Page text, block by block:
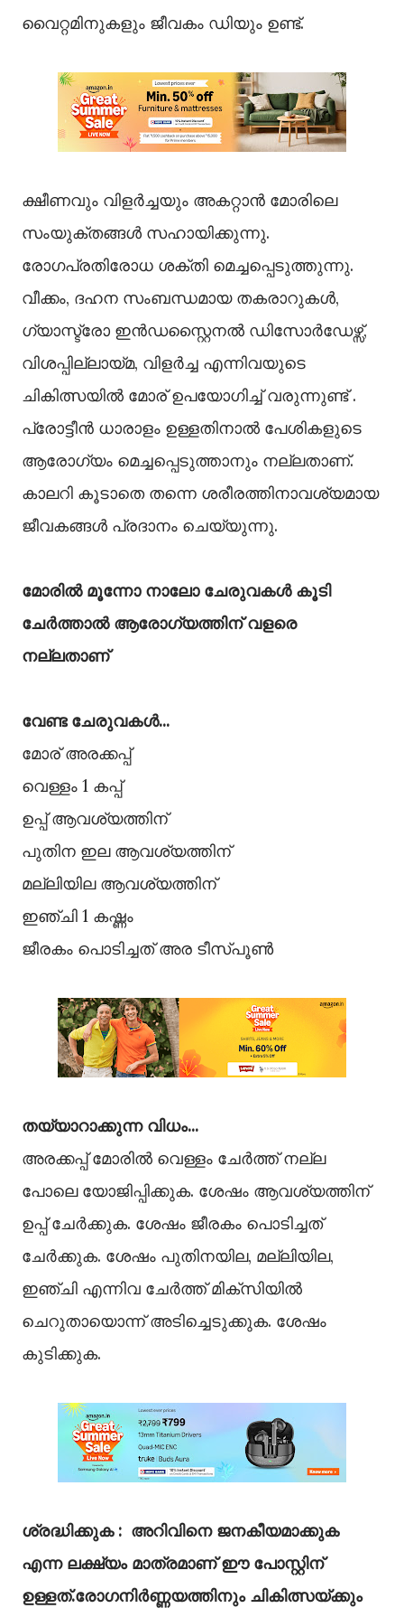
വൈറ്റമിനുകളും ജീവകം ‍ഡിയും ഉണ്ട്.
ക്ഷീണവും വിളർച്ചയും അകറ്റാൻ മോരിലെ ​
സംയുക്തങ്ങൾ സഹായിക്കുന്നു.
രോഗപ്രതിരോധ ശക്തി മെച്ചപ്പെടുത്തുന്നു.
വീക്കം, ദഹന സംബന്ധമായ തകരാറുകൾ,
ഗ്യാസ്ട്രോ ഇൻഡസ്റ്റൈനൽ ഡിസോർഡേഴ്സ്,
വിശപ്പില്ലായ്മ, വിളർച്ച എന്നിവയുടെ
ചികിത്സയിൽ മോര് ഉപയോഗിച്ച് വരുന്നുണ്ട് .
പ്രോട്ടീൻ ധാരാളം ഉള്ളതിനാൽ പേശികളുടെ
ആരോഗ്യം മെച്ചപ്പെടുത്താനും നല്ലതാണ്.
കാലറി കൂടാതെ തന്നെ ശരീരത്തിനാവശ്യമായ
ജീവകങ്ങൾ പ്രദാനം ചെയ്യുന്നു.
മോരിൽ മൂന്നോ നാലോ ചേരുവകൾ കൂടി
ചേർത്താൽ ആരോഗ്യത്തിന് വളരെ
നല്ലതാണ്
വേണ്ട ചേരുവകൾ...
മോര് അരക്കപ്പ്
വെള്ളം 1 കപ്പ്
ഉപ്പ് ആവശ്യത്തിന്
പുതിന ഇല ആവശ്യത്തിന്
മല്ലിയില ആവശ്യത്തിന്
ഇഞ്ചി 1 കഷ്ണം
ജീരകം പൊടിച്ചത് അര ടീസ്പൂൺ
തയ്യാറാക്കുന്ന വിധം...
അരക്കപ്പ് മോരിൽ വെള്ളം ചേർത്ത് നല്ല
പോലെ യോജിപ്പിക്കുക. ശേഷം ആവശ്യത്തിന്
ഉപ്പ് ചേർക്കുക. ശേഷം ജീരകം പൊടിച്ചത്
ചേർക്കുക. ശേഷം പുതിനയില, മല്ലിയില,
ഇഞ്ചി എന്നിവ ചേർത്ത് മിക്സിയിൽ
ചെറുതായൊന്ന് അടിച്ചെടുക്കുക. ശേഷം
കുടിക്കുക.
ശ്രദ്ധിക്കുക : അറിവിനെ ജനകീയമാക്കുക
എന്ന ലക്ഷ്യം മാത്രമാണ് ഈ പോസ്റ്റിന്
ഉള്ളത്.രോഗനിർണ്ണയത്തിനും ചികിത്സയ്ക്കും